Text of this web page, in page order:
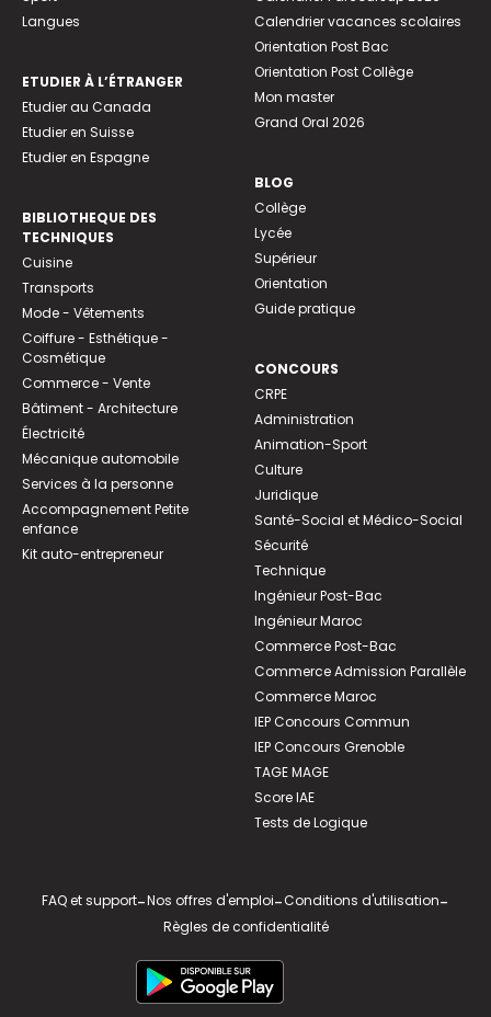
Langues
ETUDIER À L’ÉTRANGER
Etudier au Canada
Etudier en Suisse
Etudier en Espagne
BIBLIOTHEQUE DES
TECHNIQUES
Cuisine
Transports
Mode - Vêtements
Coiffure - Esthétique -
Cosmétique
Commerce - Vente
Bâtiment - Architecture
Électricité
Mécanique automobile
Services à la personne
Accompagnement Petite
enfance
Kit auto-entrepreneur
Calendrier vacances scolaires
Orientation Post Bac
Orientation Post Collège
Mon master
Grand Oral 2026
BLOG
Collège
Lycée
Supérieur
Orientation
Guide pratique
CONCOURS
CRPE
Administration
Animation-Sport
Culture
Juridique
Santé-Social et Médico-Social
Sécurité
Technique
Ingénieur Post-Bac
Ingénieur Maroc
Commerce Post-Bac
Commerce Admission Parallèle
Commerce Maroc
IEP Concours Commun
IEP Concours Grenoble
TAGE MAGE
Score IAE
Tests de Logique
FAQ et support-Nos offres d'emploi-Conditions d'utilisation-
Règles de confidentialité